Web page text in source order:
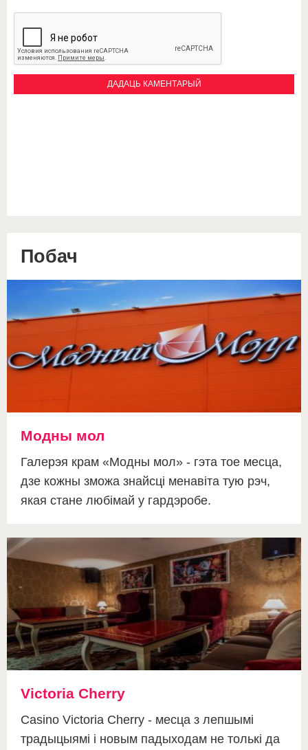
Побач
Модны мол
Галерэя крам «Модны мол» - гэта тое месца,
дзе кожны зможа знайсці менавіта тую рэч,
якая стане любімай у гардэробе.
Victoria Cherry
Casino Victoria Cherry - месца з лепшымі
традыцыямі і новым падыходам не толькі да